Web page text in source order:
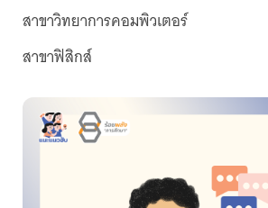
สาขาวิทยาการคอมพิวเตอร์
สาขาฟิสิกส์